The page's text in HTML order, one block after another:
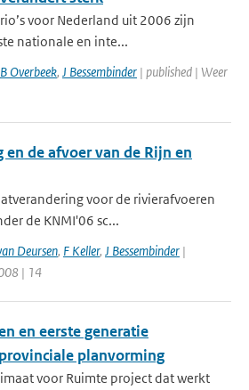
voor Nederland uit 2006 zijn
nationale en inte...
B Overbeek, J Bessembinder | published | Weer
de afvoer van de Rijn en
voor de rivierafvoeren
de KNMI'06 sc...
Deursen, F Keller, J Bessembinder |
| 14
en eerste generatie
planvorming
voor Ruimte project dat werkt